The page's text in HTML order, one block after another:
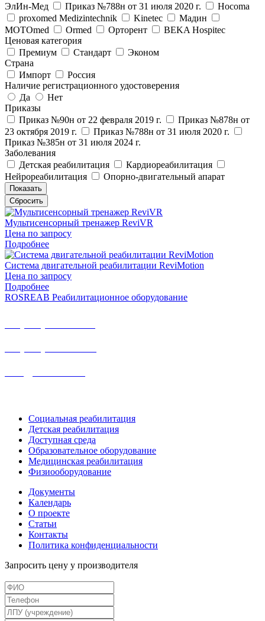
ЭлИн-Мед
Приказ №788н от 31 июля 2020 г.
Hocoma
proxomed Medizintechnik
Kinetec
Мадин
MOTOmed
Ormed Орторент
BEKA Hospitec
Ценовая категория
Премиум
Стандарт
Эконом
Страна
Импорт
Россия
Наличие регистрационного удостоверения
Да
Нет
Приказы
Приказ №90н от 22 февраля 2019 г.
Приказ №878н от
23 октября 2019 г.
Приказ №788н от 31 июля 2020 г.
Приказ №385н от 31 июля 2024 г.
Заболевания
Детская реабилитация
Кардиореабилитация
Нейрореабилитация
Опорно-двигательный апарат
Мультисенсорный тренажер ReviVR
Цена по запросу
Подробнее
Система двигательной реабилитации ReviMotion
Цена по запросу
Подробнее
ROSREAB Реабилитационное оборудование
Социальная реабилитация
Детская реабилитация
Доступная среда
Образовательное оборудование
Медицинская реабилитация
Физиооборудование
Документы
Календарь
О проекте
Статьи
Контакты
Политика конфиденциальности
Запросить цену у производителя